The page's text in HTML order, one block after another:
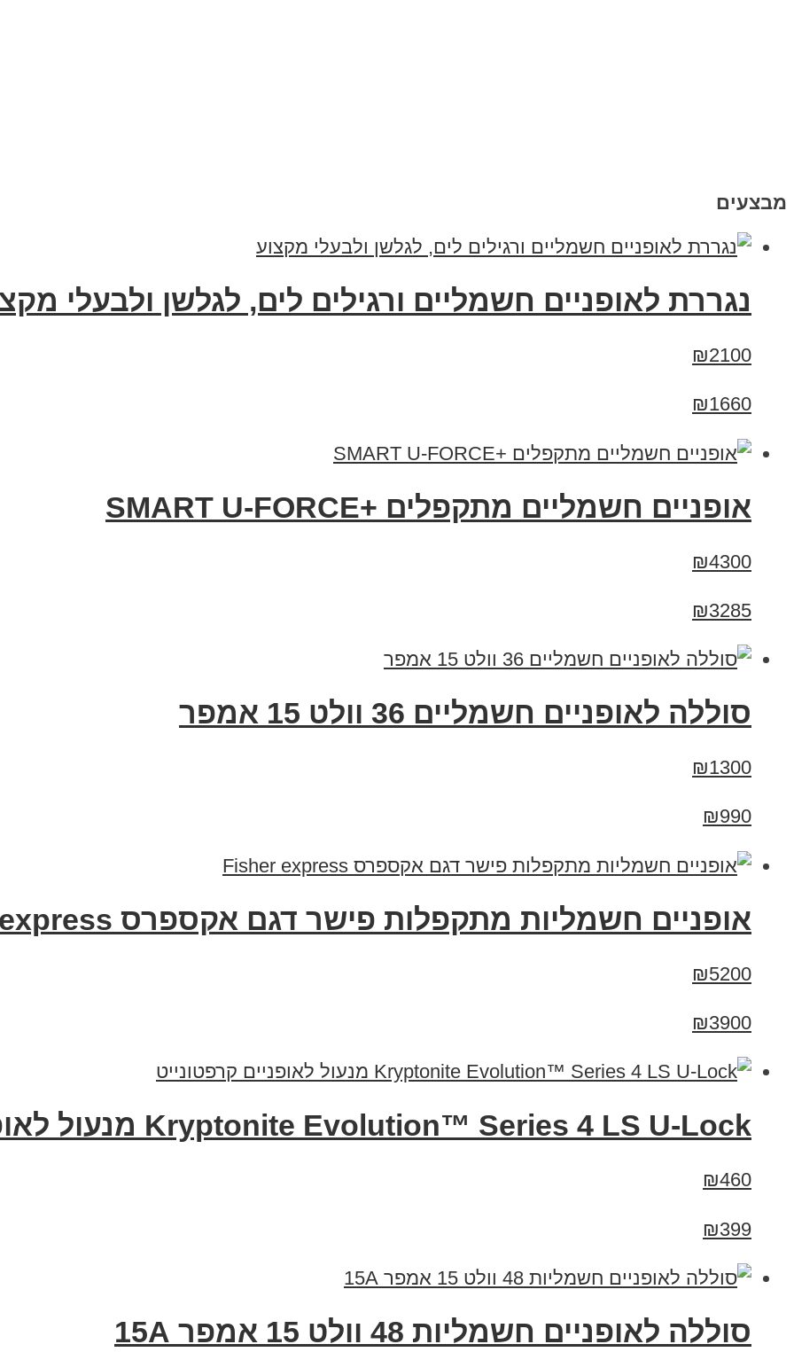
מבצעים
נגררת לאופניים חשמליים ורגילים לים, לגלשן ולבעלי
₪2100
₪1660
אופניים חשמליים מתקפלים +SMART U-FORCE
₪4300
₪3285
סוללה לאופניים חשמליים 36 וולט 15 אמפר
₪1300
₪990
אופניים חשמליות מתקפלות פישר דגם אקספרס Fisher express
₪5200
₪3900
Kryptonite Evolution™ Series 4 LS U-Lock מנעול לאופניים קרפטונייט
₪460
₪399
סוללה לאופניים חשמליות 48 וולט 15 אמפר 15A